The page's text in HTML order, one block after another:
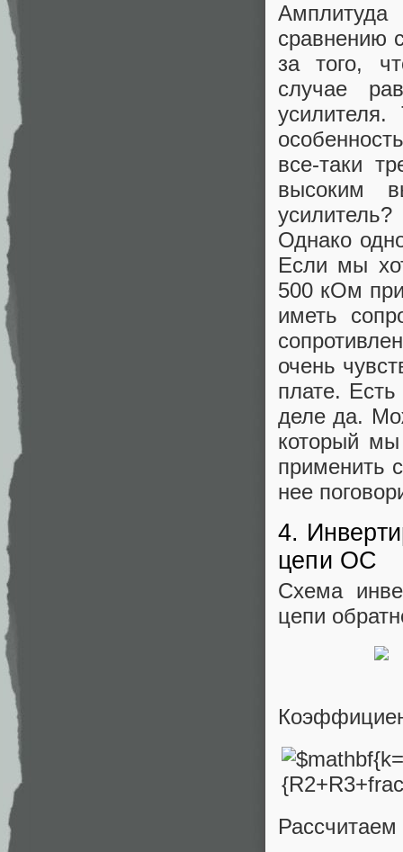
сравнению
за того,
случае
все-таки
высоким
Однако
Если мы
500 кОм
иметь
очень
плате.
деле да.
который
применить
нее
4.
цепи ОС
Схема
цепи